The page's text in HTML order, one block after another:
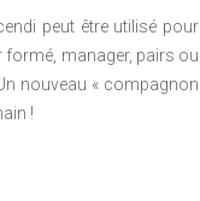
peut être utilisé pour
manager, pairs ou
nouveau « compagnon
!